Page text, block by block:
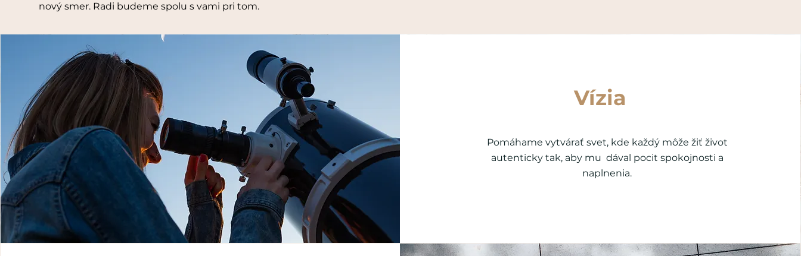
nový smer. Radi budeme spolu s vami pri tom.
Vízia
Pomáhame vytvárať svet, kde každý môže žiť život
autenticky tak, aby mu dával pocit spokojnosti a
naplnenia.